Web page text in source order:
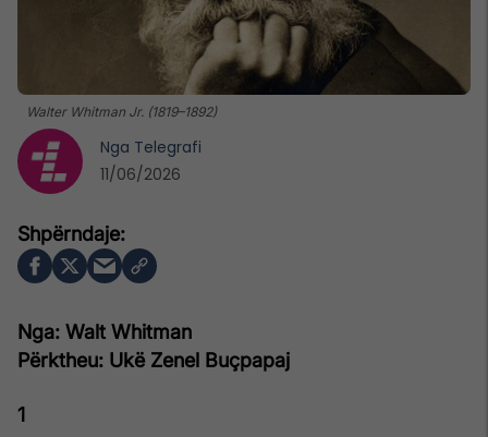
Walter Whitman Jr. (1819–1892)
Nga: Walt Whitman
Përktheu: Ukë Zenel Buçpapaj
1
Nga Telegrafi
11/06/2026